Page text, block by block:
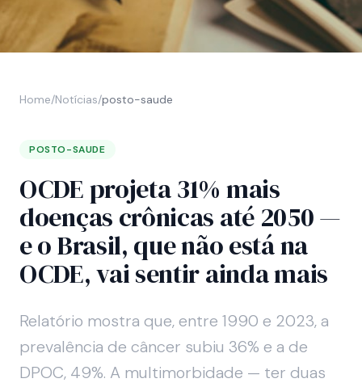
Home/Notícias/posto-saude
POSTO-SAUDE
OCDE projeta 31% mais
doenças crônicas até 2050 —
e o Brasil, que não está na
OCDE, vai sentir ainda mais
Relatório mostra que, entre 1990 e 2023, a
prevalência de câncer subiu 36% e a de
DPOC, 49%. A multimorbidade — ter duas